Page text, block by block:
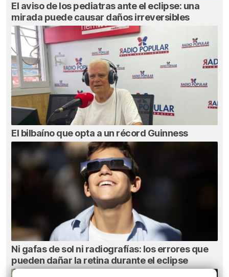
El aviso de los pediatras ante el eclipse: una
mirada puede causar daños irreversibles
El bilbaíno que opta a un récord Guinness
Ni gafas de sol ni radiografías: los errores que
pueden dañar la retina durante el eclipse